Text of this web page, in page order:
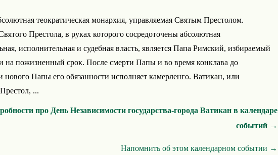
теократическая монархия, управляемая Святым Престолом.
Престола, в руках которого сосредоточены абсолютная
исполнительная и судебная власть, является Папа Римский, избираемый
на пожизненный срок. После смерти Папы и во время конклава до
нового Папы его обязанности исполняет камерленго. Ватикан, или
...
про День Независимости государства-города Ватикан в календаре
событий →
Напомнить об этом календарном событии →